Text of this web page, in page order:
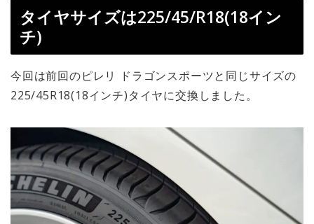
タイヤサイズは225/45/R18(18イン
チ)
今回は前回のピレリ ドラゴンスポーツと同じサイズの
225/45R18(18インチ)タイヤに交換しました。